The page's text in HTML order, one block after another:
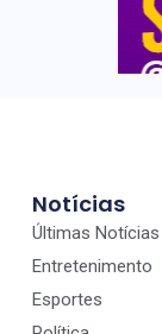
Notícias
Últimas Notícias
Entretenimento
Esportes